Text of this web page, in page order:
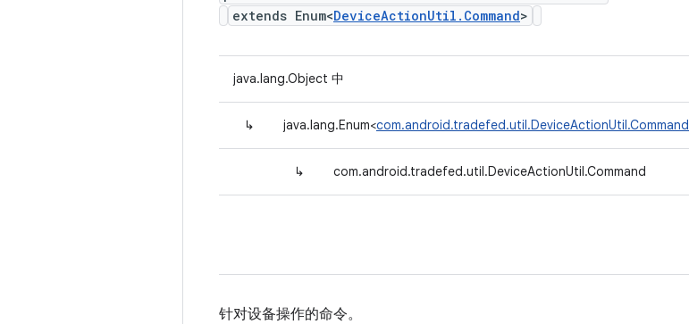
extends Enum<DeviceActionUtil.Command>
java.lang.Object 中
↳ java.lang.Enum<com.android.tradefed.util.DeviceActionUtil.Command
↳ com.android.tradefed.util.DeviceActionUtil.Command
针对设备操作的命令。